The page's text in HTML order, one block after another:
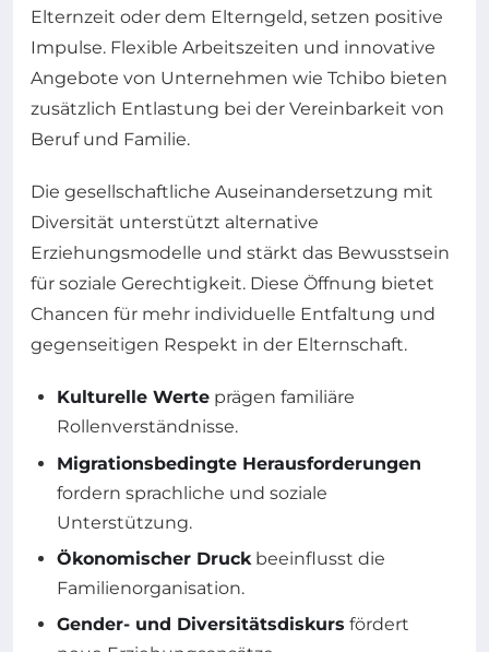
Elternzeit oder dem Elterngeld, setzen positive
Impulse. Flexible Arbeitszeiten und innovative
Angebote von Unternehmen wie Tchibo bieten
zusätzlich Entlastung bei der Vereinbarkeit von
Beruf und Familie.
Die gesellschaftliche Auseinandersetzung mit
Diversität unterstützt alternative
Erziehungsmodelle und stärkt das Bewusstsein
für soziale Gerechtigkeit. Diese Öffnung bietet
Chancen für mehr individuelle Entfaltung und
gegenseitigen Respekt in der Elternschaft.
Kulturelle Werte prägen familiäre
Rollenverständnisse.
Migrationsbedingte Herausforderungen
fordern sprachliche und soziale
Unterstützung.
Ökonomischer Druckbeeinflusst die
Familienorganisation.
Gender- und Diversitätsdiskurs fördert